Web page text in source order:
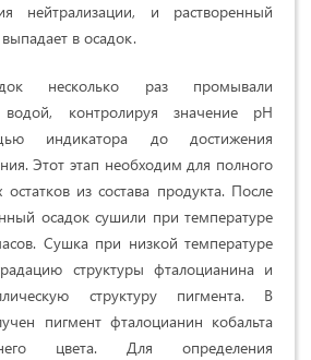
нейтрализации, и растворенный
в осадок.
несколько раз промывали
водой, контролируя значение рН
индикатора до достижения
Этот этап необходим для полного
остатков из состава продукта. После
осадок сушили при температуре
Сушка при низкой температуре
структуры фталоцианина и
структуру пигмента. В
пигмент фталоцианин кобальта
цвета. Для определения